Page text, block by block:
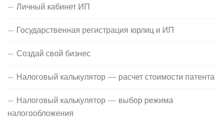
Личный кабинет ИП
Государственная регистрация юрлиц и ИП
Создай свой бизнес
Налоговый калькулятор — расчет стоимости патента
Налоговый калькулятор — выбор режима
налогообложения